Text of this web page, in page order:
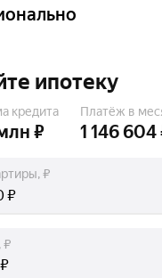
ипотеку
кредита
₽
Платёж в
1 146 604
₽
₽
₽
₽